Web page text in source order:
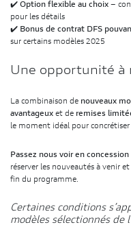
✔️ Option flexible au choix –
pour les détails
✔️ Bonus de contrat DFS
sur certains modèles 2025
Une opportunité à
La combinaison de nouveaux
avantageux et de remises
le moment idéal pour
Passez nous voir en concession
réserver les nouveautés à venir
fin du programme.
Certaines conditions
modèles sélectionnés de